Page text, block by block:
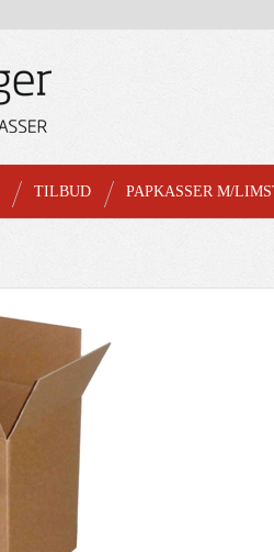
TILBUD PAPKASSER M/